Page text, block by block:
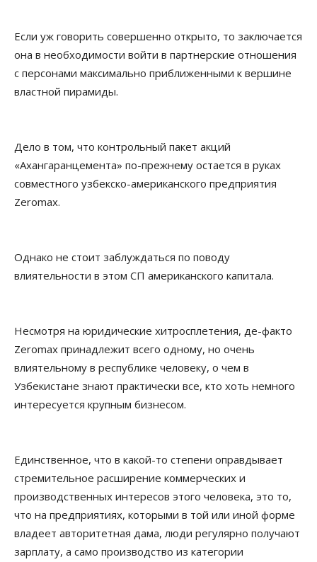
Если уж говорить совершенно открыто, то заключается
она в необходимости войти в партнерские отношения
с персонами максимально приближенными к вершине
властной пирамиды.
Дело в том, что контрольный пакет акций
«Ахангаранцемента» по-прежнему остается в руках
совместного узбекско-американского предприятия
Zeromax.
Однако не стоит заблуждаться по поводу
влиятельности в этом СП американского капитала.
Несмотря на юридические хитросплетения, де-факто
Zeromax принадлежит всего одному, но очень
влиятельному в республике человеку, о чем в
Узбекистане знают практически все, кто хоть немного
интересуется крупным бизнесом.
Единственное, что в какой-то степени оправдывает
стремительное расширение коммерческих и
производственных интересов этого человека, это то,
что на предприятиях, которыми в той или иной форме
владеет авторитетная дама, люди регулярно получают
зарплату, а само производство из категории